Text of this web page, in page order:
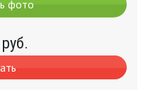
фото
руб.